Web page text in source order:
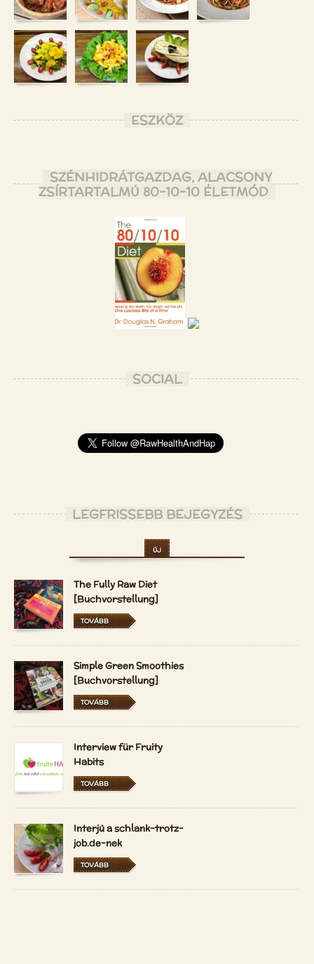
ESZKÖZ
SZÉNHIDRÁTGAZDAG, ALACSONY
ZSÍRTARTALMÚ 80-10-10 ÉLETMÓD
SOCIAL
LEGFRISSEBB BEJEGYZÉS
ÚJ
The Fully Raw Diet
[Buchvorstellung]
TOVÁBB
Simple Green Smoothies
[Buchvorstellung]
TOVÁBB
Interview für Fruity
Habits
TOVÁBB
Interjú a schlank-trotz-
job.de-nek
TOVÁBB